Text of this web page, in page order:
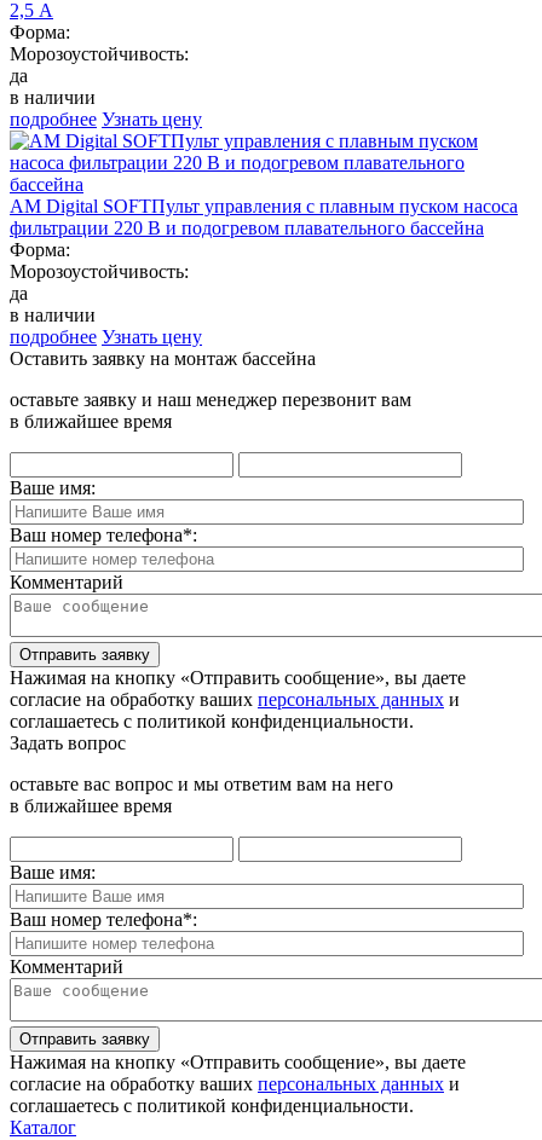
2,5 А
Форма:
Морозоустойчивость:
да
в наличии
подробнее Узнать цену
AM Digital SOFTПульт управления с плавным пуском насоса
фильтрации 220 В и подогревом плавательного бассейна
Форма:
Морозоустойчивость:
да
в наличии
подробнее Узнать цену
Оставить заявку на монтаж бассейна
оставьте заявку и наш менеджер перезвонит вам
в ближайшее время
Ваше имя:
Ваш номер телефона*:
Комментарий
Отправить заявку
Нажимая на кнопку «Отправить сообщение», вы даете
согласие на обработку ваших персональных данных и
соглашаетесь с политикой конфиденциальности.
Задать вопрос
оставьте вас вопрос и мы ответим вам на него
в ближайшее время
Ваше имя:
Ваш номер телефона*:
Комментарий
Отправить заявку
Нажимая на кнопку «Отправить сообщение», вы даете
согласие на обработку ваших персональных данных и
соглашаетесь с политикой конфиденциальности.
Каталог